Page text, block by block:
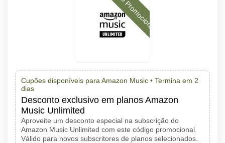
Cupões disponíveis para Amazon Music • Termina em 2
dias
Desconto exclusivo em planos Amazon
Music Unlimited
Aproveite um desconto especial na subscrição do
Amazon Music Unlimited com este código promocional.
Válido para novos subscritores de planos selecionados.